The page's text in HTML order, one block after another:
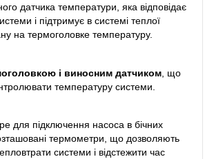
датчика температури, яка відповідає
і підтримує в системі теплої
на термоголовке температуру.
і виносним датчиком , що
температуру системи.
для підключення насоса в бічних
термометри, що дозволяють
системи і відстежити час